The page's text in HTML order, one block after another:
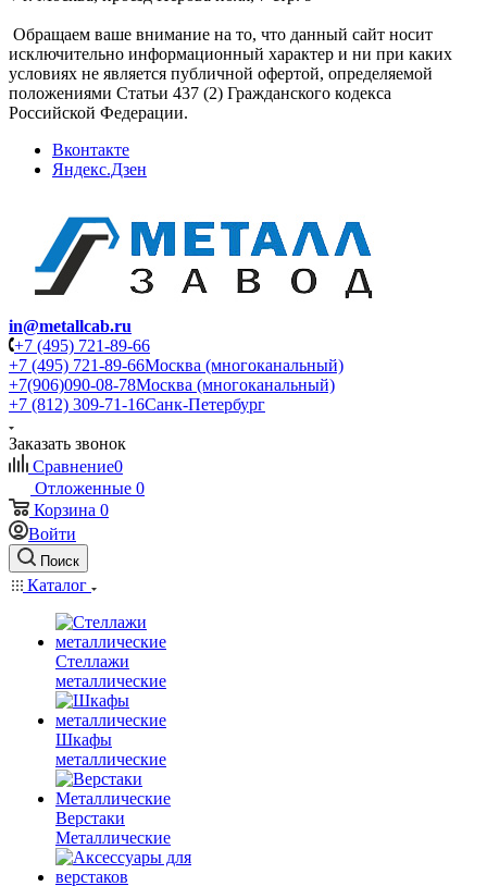
Обращаем ваше внимание на то, что данный сайт носит
исключительно информационный характер и ни при каких
условиях не является публичной офертой, определяемой
положениями Статьи 437 (2) Гражданского кодекса
Российской Федерации.
Вконтакте
Яндекс.Дзен
in@metallcab.ru
+7 (495) 721-89-66
+7 (495) 721-89-66Москва (многоканальный)
+7(906)090-08-78Москва (многоканальный)
+7 (812) 309-71-16Санк-Петербург
Заказать звонок
Сравнение0
Отложенные 0
Корзина 0
Войти
Поиск
Каталог
Стеллажи
металлические
Шкафы
металлические
Верстаки
Металлические